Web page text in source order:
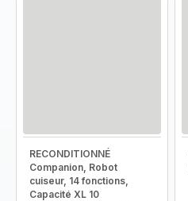
RECONDITIONNÉ
Companion, Robot
cuiseur, 14 fonctions,
Capacité XL 10